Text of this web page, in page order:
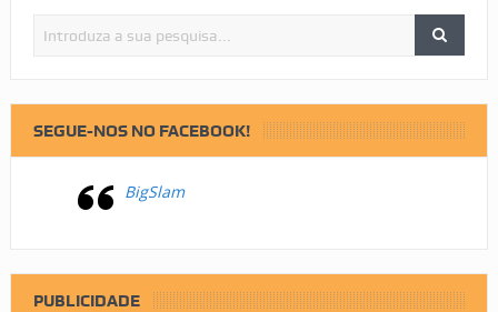
SEGUE-NOS NO FACEBOOK!
BigSlam
PUBLICIDADE